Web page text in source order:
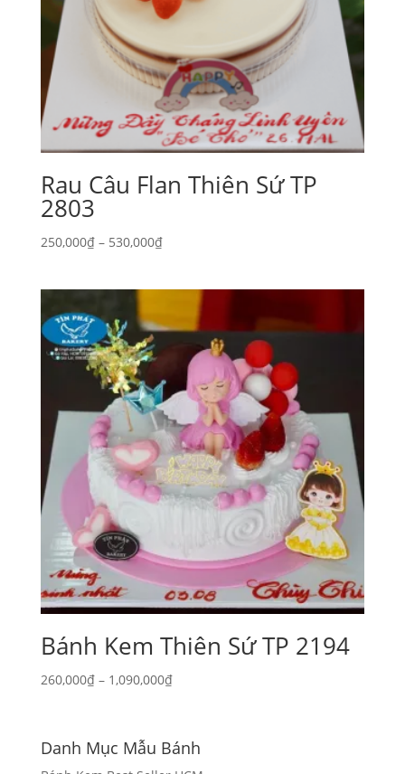
Rau Câu Flan Thiên Sứ TP
2803
250,000₫ – 530,000₫Khoảng
250,000₫
đến
530,000₫
Bánh Kem Thiên Sứ TP 2194
260,000₫ – 1,090,000₫Khoảng
260,000₫
Danh Mục Mẫu Bánh